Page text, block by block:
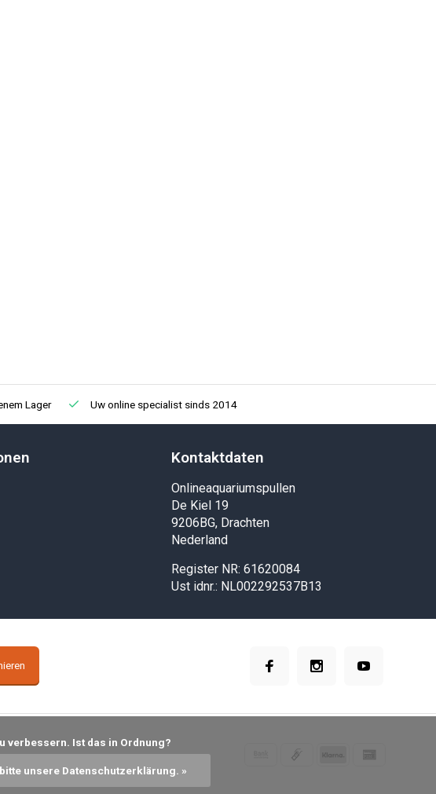
Lager Uw online specialist sinds 2014
Kontaktdaten
Onlineaquariumspullen
De Kiel 19
9206BG, Drachten
Nederland
Register NR: 61620084
Ust idnr.: NL002292537B13
unsere Datenschutzerklärung. »